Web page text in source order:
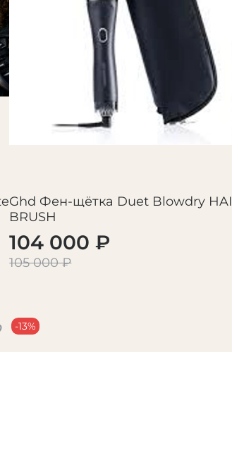
✔ Cold
✔
⚡
Фен
✔
✔
Ghd Фен-щётка Duet Blowdry
BRUSH
104 000 ₽
105 000 ₽
-13%